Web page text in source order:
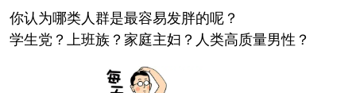
你认为哪类人群是最容易发胖的呢？
学生党？上班族？家庭主妇？人类高质量男性？